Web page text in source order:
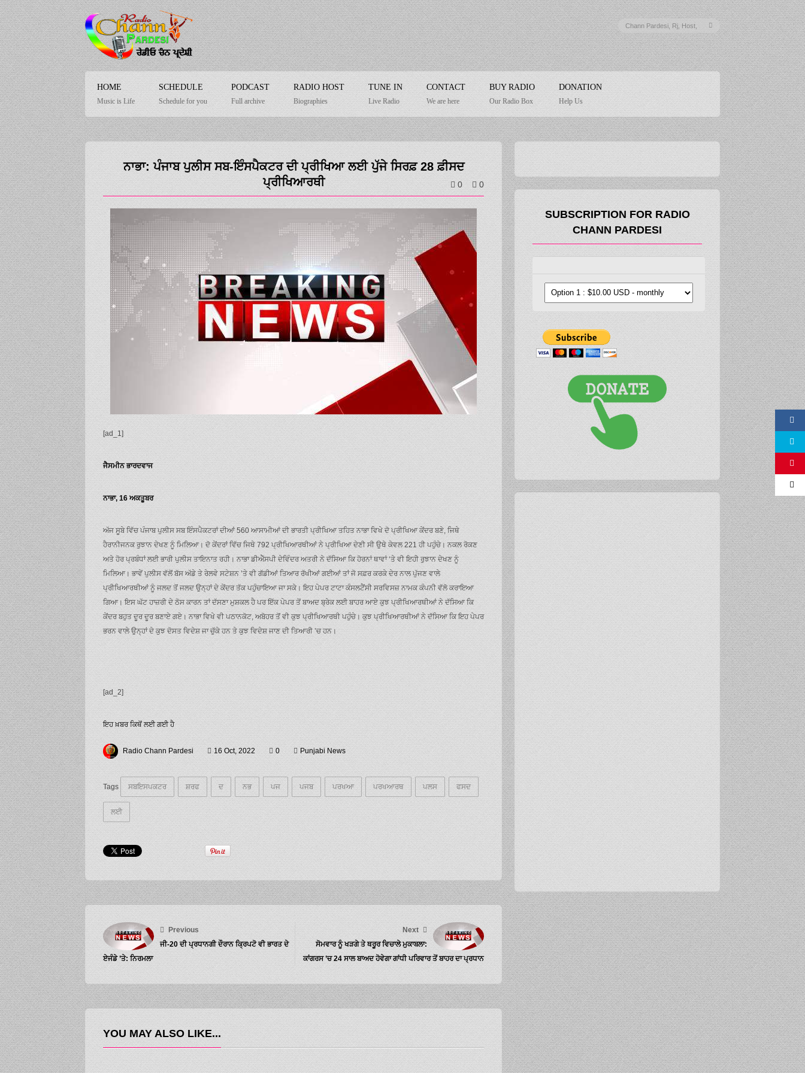
HOME
Music is Life
SCHEDULE
Schedule for you
PODCAST
Full archive
RADIO HOST
Biographies
TUNE IN
Live Radio
CONTACT
We are here
BUY RADIO
Our Radio Box
DONATION
Help Us
ਨਾਭਾ: ਪੰਜਾਬ ਪੁਲੀਸ ਸਬ-ਇੰਸਪੈਕਟਰ ਦੀ ਪ੍ਰੀਖਿਆ ਲਈ ਪੁੱਜੇ ਸਿਰਫ਼ 28 ਫ਼ੀਸਦ
ਪ੍ਰੀਖਿਆਰਥੀ
0 0
[ad_1]
ਜੈਸਮੀਨ ਭਾਰਦਵਾਜ
ਨਾਭਾ, 16 ਅਕਤੂਬਰ
ਅੱਜ ਸੂਬੇ ਵਿੱਚ ਪੰਜਾਬ ਪੁਲੀਸ ਸਬ ਇੰਸਪੈਕਟਰਾਂ ਦੀਆਂ 560 ਆਸਾਮੀਆਂ ਦੀ ਭਾਰਤੀ ਪ੍ਰੀਖਿਆ ਤਹਿਤ ਨਾਭਾ ਵਿਖੇ ਦੋ ਪ੍ਰੀਖਿਆ ਕੇਂਦਰ ਬਣੇ, ਜਿਥੇ
ਹੈਰਾਨੀਜਨਕ ਰੁਝਾਨ ਦੇਖਣ ਨੂੰ ਮਿਲਿਆ। ਦੋ ਕੇਂਦਰਾਂ ਵਿੱਚ ਜਿਥੇ 792 ਪ੍ਰੀਖਿਆਰਥੀਆਂ ਨੇ ਪ੍ਰੀਖਿਆ ਦੇਣੀ ਸੀ ਉਥੇ ਕੇਵਲ 221 ਹੀ ਪਹੁੰਚੇ। ਨਕਲ ਰੋਕਣ
ਅਤੇ ਹੋਰ ਪ੍ਰਬੰਧਾਂ ਲਈ ਭਾਰੀ ਪੁਲੀਸ ਤਾਇਨਾਤ ਰਹੀ। ਨਾਭਾ ਡੀਐੱਸਪੀ ਦੇਵਿੰਦਰ ਅਤਰੀ ਨੇ ਦੱਸਿਆ ਕਿ ਹੋਰਨਾਂ ਥਾਵਾਂ ‘ਤੇ ਵੀ ਇਹੀ ਰੁਝਾਨ ਦੇਖਣ ਨੂੰ
ਮਿਲਿਆ। ਭਾਵੇਂ ਪੁਲੀਸ ਵੱਲੋਂ ਬੱਸ ਅੱਡੇ ਤੇ ਰੇਲਵੇ ਸਟੇਸ਼ਨ ’ਤੇ ਵੀ ਗੱਡੀਆਂ ਤਿਆਰ ਰੱਖੀਆਂ ਗਈਆਂ ਤਾਂ ਜੋ ਸਫ਼ਰ ਕਰਕੇ ਦੇਰ ਨਾਲ ਪੁੱਜਣ ਵਾਲੇ
ਪ੍ਰੀਖਿਆਰਥੀਆਂ ਨੂੰ ਜਲਦ ਤੋਂ ਜਲਦ ਉਨ੍ਹਾਂ ਦੇ ਕੇਂਦਰ ਤੱਕ ਪਹੁੰਚਾਇਆ ਜਾ ਸਕੇ। ਇਹ ਪੇਪਰ ਟਾਟਾ ਕੰਸਲਟੈਂਸੀ ਸਰਵਿਸਜ਼ ਨਾਮਕ ਕੰਪਨੀ ਵੱਲੋ ਕਰਾਇਆ
ਗਿਆ। ਇਸ ਘੱਟ ਹਾਜ਼ਰੀ ਦੇ ਠੋਸ ਕਾਰਨ ਤਾਂ ਦੱਸਣਾ ਮੁਸ਼ਕਲ ਹੈ ਪਰ ਇੱਕ ਪੇਪਰ ਤੋਂ ਬਾਅਦ ਬ੍ਰੇਕ ਲਈ ਬਾਹਰ ਆਏ ਕੁਝ ਪ੍ਰੀਖਿਆਰਥੀਆਂ ਨੇ ਦੱਸਿਆ ਕਿ
ਕੇਂਦਰ ਬਹੁਤ ਦੂਰ ਦੂਰ ਬਣਾਏ ਗਏ। ਨਾਭਾ ਵਿਖੇ ਵੀ ਪਠਾਨਕੋਟ, ਅਬੋਹਰ ਤੋਂ ਵੀ ਕੁਝ ਪ੍ਰੀਖਿਆਰਥੀ ਪਹੁੰਚੇ। ਕੁਝ ਪ੍ਰੀਖਿਆਰਥੀਆਂ ਨੇ ਦੱਸਿਆ ਕਿ ਇਹ ਪੇਪਰ
ਭਰਨ ਵਾਲੇ ਉਨ੍ਹਾਂ ਦੇ ਕੁਝ ਦੋਸਤ ਵਿਦੇਸ਼ ਜਾ ਚੁੱਕੇ ਹਨ ਤੇ ਕੁਝ ਵਿਦੇਸ਼ ਜਾਣ ਦੀ ਤਿਆਰੀ ’ਚ ਹਨ।
[ad_2]
ਇਹ ਖ਼ਬਰ ਕਿਥੋਂ ਲਈ ਗਈ ਹੈ
Radio Chann Pardesi 16 Oct, 2022 0 Punjabi News
Tags ਸਬਇਸਪਕਟਰ ਸ਼ਰਫ ਦ ਨਭ ਪਜ ਪਜਬ ਪਰਖਆ ਪਰਖਆਰਥ ਪਲਸ ਫਸਦ
ਲਈ
Previous
ਜੀ-20 ਦੀ ਪ੍ਰਧਾਨਗੀ ਦੌਰਾਨ ਕ੍ਰਿਪਟੋ ਵੀ ਭਾਰਤ ਦੇ
ਏਜੰਡੇ ’ਤੇ: ਨਿਰਮਲਾ
Next
ਸੋਮਵਾਰ ਨੂੰ ਖੜਗੇ ਤੇ ਥਰੂਰ ਵਿਚਾਲੇ ਮੁਕਾਬਲਾ:
ਕਾਂਗਰਸ ’ਚ 24 ਸਾਲ ਬਾਅਦ ਹੋਵੇਗਾ ਗਾਂਧੀ ਪਰਿਵਾਰ ਤੋਂ ਬਾਹਰ ਦਾ ਪ੍ਰਧਾਨ
YOU MAY ALSO LIKE...
SUBSCRIPTION FOR RADIO
CHANN PARDESI